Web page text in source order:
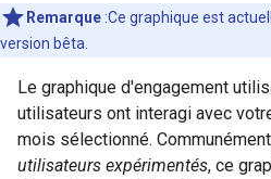
Remarque :Ce graphique est
version bêta.
Le graphique d'engagement
utilisateurs ont interagi avec
mois sélectionné.
utilisateurs expérimentés, ce